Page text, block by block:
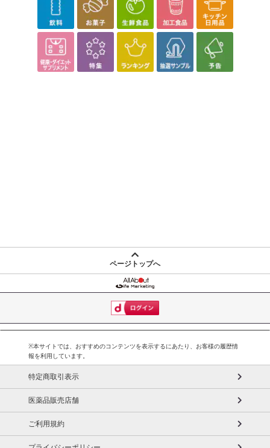
ページトップへ
※本サイトでは、おすすめのコンテンツを表示するにあたり、お客様の履歴情
報を利用しています。
特定商取引表示
医薬品販売店舗
ご利用規約